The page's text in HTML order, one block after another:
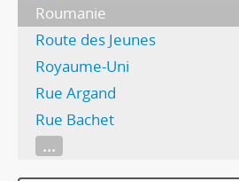
Roumanie
Route des Jeunes
Royaume-Uni
Rue Argand
Rue Bachet
...